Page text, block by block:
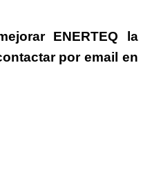
ENERTEQ la
por email en